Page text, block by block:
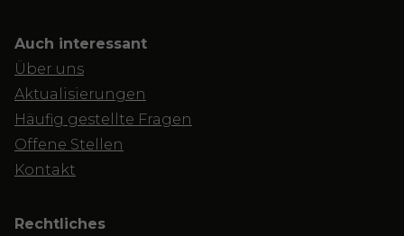
Auch interessant
Über uns
Aktualisierungen
Häufig gestellte Fragen
Offene Stellen
Kontakt
Rechtliches